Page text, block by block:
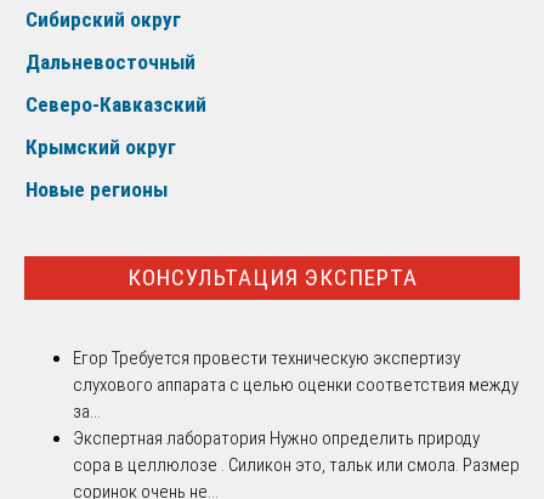
Сибирский округ
Дальневосточный
Северо-Кавказский
Крымский округ
Новые регионы
КОНСУЛЬТАЦИЯ ЭКСПЕРТА
Егор Требуется провести техническую экспертизу
слухового аппарата с целью оценки соответствия между
за...
Экспертная лаборатория Нужно определить природу
сора в целлюлозе . Силикон это, тальк или смола. Размер
соринок очень не...